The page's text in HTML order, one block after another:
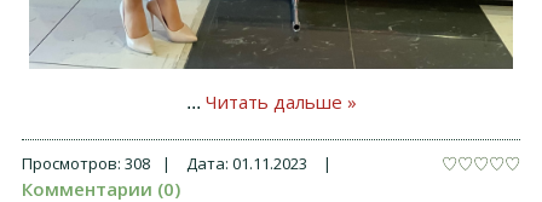
... Читать дальше »
Просмотров: 308 | Дата: 01.11.2023 |
Комментарии (0)